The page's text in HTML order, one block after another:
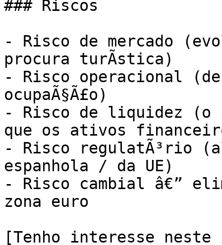
### Riscos
- Risco de mercado
procura turÃ­stica)
- Risco operacional
ocupaÃ§Ã£o)
- Risco de liquidez (o
que os ativos
- Risco regulatÃ³rio
espanhola / da UE)
- Risco cambial â€”
zona euro
[Tenho interesse